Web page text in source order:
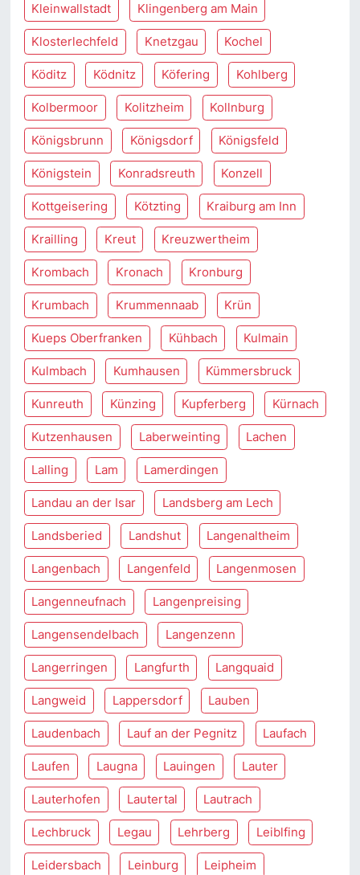
Kleinwallstadt Klingenberg am Main
Klosterlechfeld Knetzgau Kochel
Köditz Ködnitz Köfering Kohlberg
Kolbermoor Kolitzheim Kollnburg
Königsbrunn Königsdorf Königsfeld
Königstein Konradsreuth Konzell
Kottgeisering Kötzting Kraiburg am Inn
Krailling Kreut Kreuzwertheim
Krombach Kronach Kronburg
Krumbach Krummennaab Krün
Kueps Oberfranken Kühbach Kulmain
Kulmbach Kumhausen Kümmersbruck
Kunreuth Künzing Kupferberg Kürnach
Kutzenhausen Laberweinting Lachen
Lalling Lam Lamerdingen
Landau an der Isar Landsberg am Lech
Landsberied Landshut Langenaltheim
Langenbach Langenfeld Langenmosen
Langenneufnach Langenpreising
Langensendelbach Langenzenn
Langerringen Langfurth Langquaid
Langweid Lappersdorf Lauben
Laudenbach Lauf an der Pegnitz Laufach
Laufen Laugna Lauingen Lauter
Lauterhofen Lautertal Lautrach
Lechbruck Legau Lehrberg Leiblfing
Leidersbach Leinburg Leipheim